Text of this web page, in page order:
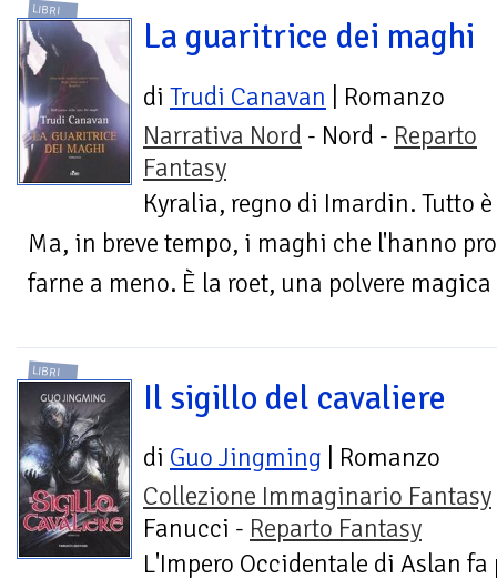
LIBRI
La guaritrice dei maghi
di Trudi Canavan | Romanzo
Narrativa Nord - Nord - Reparto
Fantasy
Kyralia, regno di Imardin. Tutto
Ma, in breve tempo, i maghi che l'hanno
farne a meno. È la roet, una polvere
LIBRI
Il sigillo del cavaliere
di Guo Jingming | Romanzo
Collezione Immaginario Fantasy
Fanucci - Reparto Fantasy
L'Impero Occidentale di Aslan